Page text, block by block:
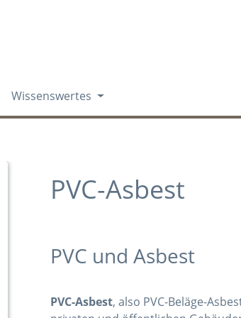
Wissenswertes
PVC-Asbest
PVC und Asbest
PVC-Asbest, also PVC-Beläge-